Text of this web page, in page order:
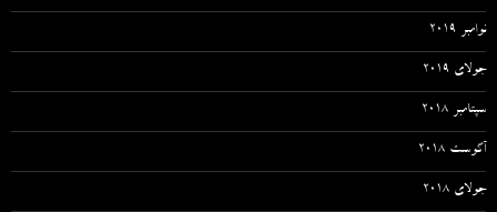
نوامبر 2019
جولای 2019
سپتامبر 2018
آگوست 2018
جولای 2018